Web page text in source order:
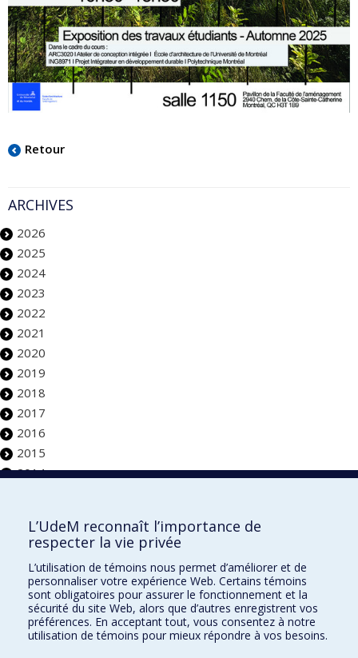
Retour
ARCHIVES
2026
2025
2024
2023
2022
2021
2020
2019
2018
2017
2016
2015
2014
Faculté de l'aménagement
École d'architecture
École de design
École d'urbanisme et d'architecture de paysage
L’UdeM reconnaît l’importance de
respecter la vie privée
L’utilisation de témoins nous permet d’améliorer et de
personnaliser votre expérience Web. Certains témoins
sont obligatoires pour assurer le fonctionnement et la
sécurité du site Web, alors que d’autres enregistrent vos
préférences. En acceptant tout, vous consentez à notre
utilisation de témoins pour mieux répondre à vos besoins.